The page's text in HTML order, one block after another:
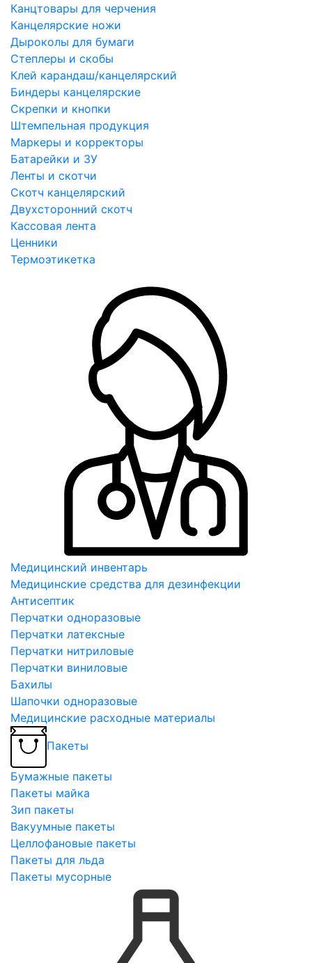
Канцтовары для черчения
Канцелярские ножи
Дыроколы для бумаги
Степлеры и скобы
Клей карандаш/канцелярский
Биндеры канцелярские
Скрепки и кнопки
Штемпельная продукция
Маркеры и корректоры
Батарейки и ЗУ
Ленты и скотчи
Скотч канцелярский
Двухсторонний скотч
Кассовая лента
Ценники
Термоэтикетка
Медицинский инвентарь
Медицинские средства для дезинфекции
Антисептик
Перчатки одноразовые
Перчатки латексные
Перчатки нитриловые
Перчатки виниловые
Бахилы
Шапочки одноразовые
Медицинские расходные материалы
Пакеты
Бумажные пакеты
Пакеты майка
Зип пакеты
Вакуумные пакеты
Целлофановые пакеты
Пакеты для льда
Пакеты мусорные